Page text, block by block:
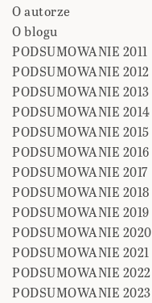
O autorze
O blogu
PODSUMOWANIE 2011
PODSUMOWANIE 2012
PODSUMOWANIE 2013
PODSUMOWANIE 2014
PODSUMOWANIE 2015
PODSUMOWANIE 2016
PODSUMOWANIE 2017
PODSUMOWANIE 2018
PODSUMOWANIE 2019
PODSUMOWANIE 2020
PODSUMOWANIE 2021
PODSUMOWANIE 2022
PODSUMOWANIE 2023